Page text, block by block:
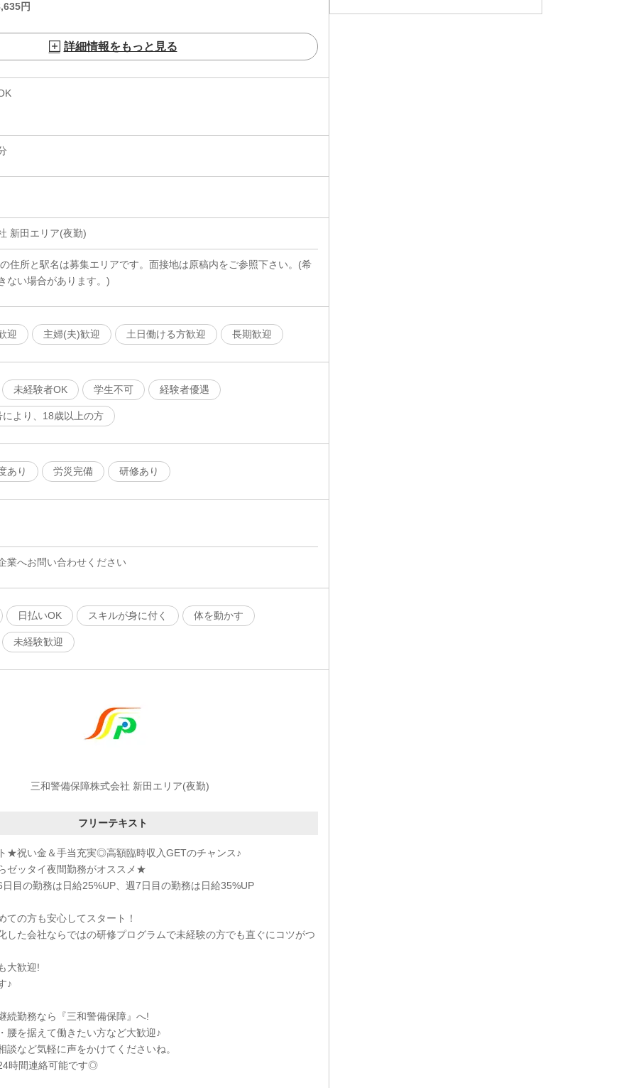
円
詳細情報をもっと見る
新田エリア(夜勤)
住所と駅名は募集エリアです。面接地は原稿内をご参照下さい。(希
ない場合があります。)
迎 主婦(夫)歓迎 土日働ける方歓迎 長期歓迎
未経験者OK 学生不可 経験者優遇
より、18歳以上の方
あり 労災完備 研修あり
業へお問い合わせください
日払いOK スキルが身に付く 体を動かす
未経験歓迎
三和警備保障株式会社 新田エリア(夜勤)
フリーテキスト
★祝い金＆手当充実◎高額臨時収入GETのチャンス♪
ゼッタイ夜間勤務がオススメ★
目の勤務は日給25%UP、週7日目の勤務は日給35%UP
ての方も安心してスタート！
した会社ならではの研修プログラムで未経験の方でも直ぐにコツがつ
大歓迎!
♪
続勤務なら『三和警備保障』へ!
腰を据えて働きたい方など大歓迎♪
談など気軽に声をかけてくださいね。
時間連絡可能です◎